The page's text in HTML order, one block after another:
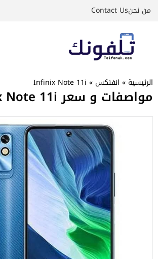
إلىمن نحنContact Us
الرئيسية » انفنكس »
Infinix Note 11i
مواصفات و سعر Infinix Note 11i